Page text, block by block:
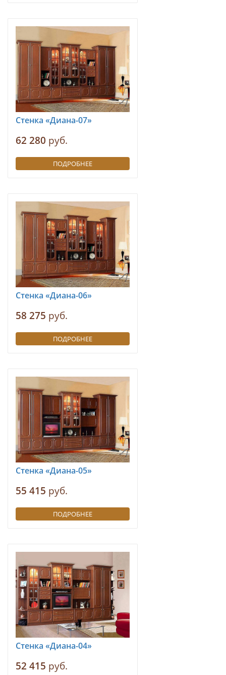
Стенка «Диана-07»
62 280 руб.
ПОДРОБНЕЕ
Стенка «Диана-06»
58 275 руб.
ПОДРОБНЕЕ
Стенка «Диана-05»
55 415 руб.
ПОДРОБНЕЕ
Стенка «Диана-04»
52 415 руб.